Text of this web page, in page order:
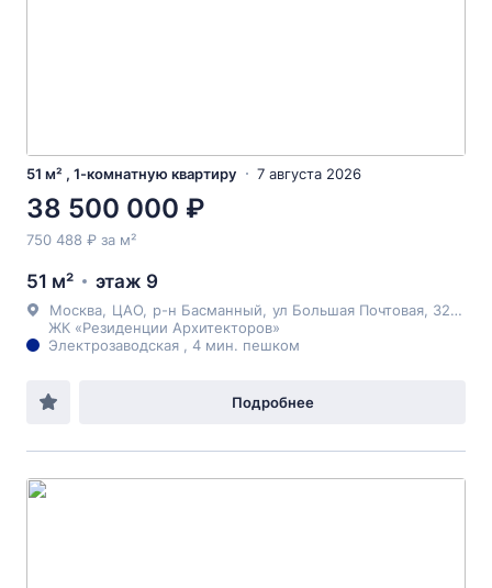
51 м² , 1-комнатную квартиру 7 августа 2026
38 500 000 ₽
750 488 ₽ за м²
51 м² этаж 9
Москва ЦАО р-н Басманный ул Большая Почтовая , 32к9
ЖК «Резиденции Архитекторов»
Электрозаводская , 4 мин. пешком
Подробнее